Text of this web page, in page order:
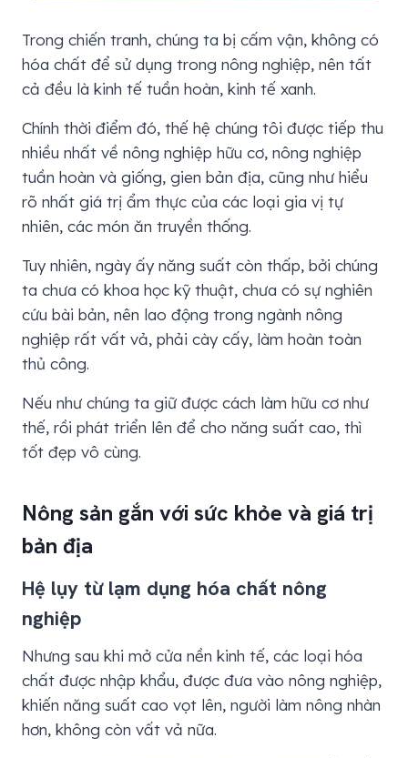
Trong chiến tranh, chúng ta bị cấm vận, không có
hóa chất để sử dụng trong nông nghiệp, nên tất
cả đều là kinh tế tuần hoàn, kinh tế xanh.
Chính thời điểm đó, thế hệ chúng tôi được tiếp thu
nhiều nhất về nông nghiệp hữu cơ, nông nghiệp
tuần hoàn và giống, gien bản địa, cũng như hiểu
rõ nhất giá trị ẩm thực của các loại gia vị tự
nhiên, các món ăn truyền thống.
Tuy nhiên, ngày ấy năng suất còn thấp, bởi chúng
ta chưa có khoa học kỹ thuật, chưa có sự nghiên
cứu bài bản, nên lao động trong ngành nông
nghiệp rất vất vả, phải cày cấy, làm hoàn toàn
thủ công.
Nếu như chúng ta giữ được cách làm hữu cơ như
thế, rồi phát triển lên để cho năng suất cao, thì
tốt đẹp vô cùng.
Nông sản gắn với sức khỏe và giá trị
bản địa
Hệ lụy từ lạm dụng hóa chất nông
nghiệp
Nhưng sau khi mở cửa nền kinh tế, các loại hóa
chất được nhập khẩu, được đưa vào nông nghiệp,
khiến năng suất cao vọt lên, người làm nông nhàn
hơn, không còn vất vả nữa.